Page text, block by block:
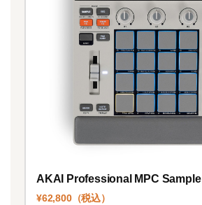
AKAI Professional MPC Sample
¥62,800（税込）